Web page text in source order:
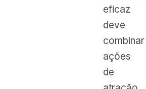
eficaz
deve
combinar
ações
de